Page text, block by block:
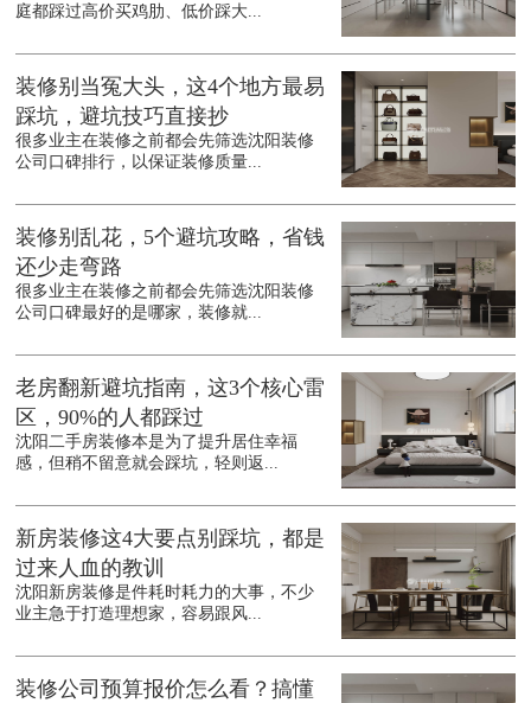
庭都踩过高价买鸡肋、低价踩大...
装修别当冤大头，这4个地方最易
踩坑，避坑技巧直接抄
很多业主在装修之前都会先筛选沈阳装修
公司口碑排行，以保证装修质量...
装修别乱花，5个避坑攻略，省钱
还少走弯路
很多业主在装修之前都会先筛选沈阳装修
公司口碑最好的是哪家，装修就...
老房翻新避坑指南，这3个核心雷
区，90%的人都踩过
沈阳二手房装修本是为了提升居住幸福
感，但稍不留意就会踩坑，轻则返...
新房装修这4大要点别踩坑，都是
过来人血的教训
沈阳新房装修是件耗时耗力的大事，不少
业主急于打造理想家，容易跟风...
装修公司预算报价怎么看？搞懂